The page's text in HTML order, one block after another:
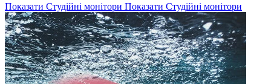
Показати Студійні монітори Показати Студійні монітори